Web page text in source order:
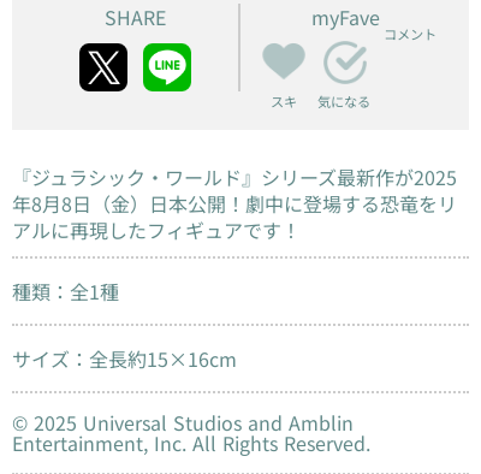
SHARE myFave
スキ 気になる
コメント
『ジュラシック・ワールド』シリーズ最新作が2025
年8月8日（金）日本公開！劇中に登場する恐竜をリ
アルに再現したフィギュアです！
種類：全1種
サイズ：全長約15×16cm
© 2025 Universal Studios and Amblin
Entertainment, Inc. All Rights Reserved.